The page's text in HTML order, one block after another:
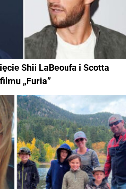
Shii LaBeoufa i Scotta
„Furia”